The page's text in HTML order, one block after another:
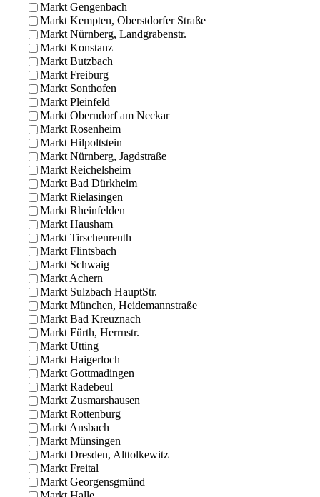
Markt Gengenbach
Markt Kempten, Oberstdorfer Straße
Markt Nürnberg, Landgrabenstr.
Markt Konstanz
Markt Butzbach
Markt Freiburg
Markt Sonthofen
Markt Pleinfeld
Markt Oberndorf am Neckar
Markt Rosenheim
Markt Hilpoltstein
Markt Nürnberg, Jagdstraße
Markt Reichelsheim
Markt Bad Dürkheim
Markt Rielasingen
Markt Rheinfelden
Markt Hausham
Markt Tirschenreuth
Markt Flintsbach
Markt Schwaig
Markt Achern
Markt Sulzbach HauptStr.
Markt München, Heidemannstraße
Markt Bad Kreuznach
Markt Fürth, Herrnstr.
Markt Utting
Markt Haigerloch
Markt Gottmadingen
Markt Radebeul
Markt Zusmarshausen
Markt Rottenburg
Markt Ansbach
Markt Münsingen
Markt Dresden, Alttolkewitz
Markt Freital
Markt Georgensgmünd